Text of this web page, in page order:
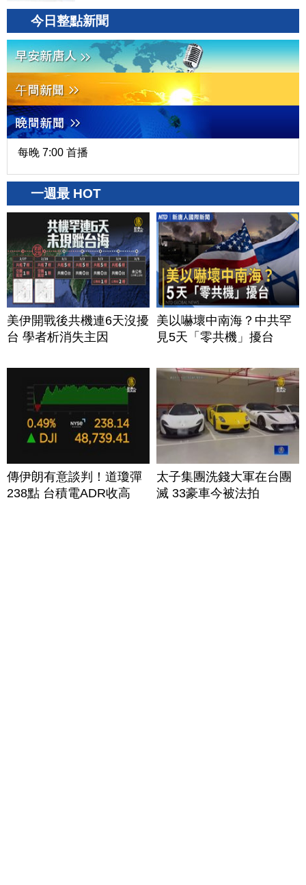
今日整點新聞
每晚 7:00 首播
一週最 HOT
美伊開戰後共機連6天沒擾
台 學者析消失主因
美以嚇壞中南海？中共罕
見5天「零共機」擾台
傳伊朗有意談判！道瓊彈
238點 台積電ADR收高
太子集團洗錢大軍在台團
滅 33豪車今被法拍